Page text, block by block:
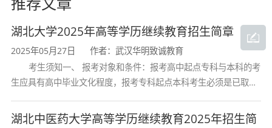
2025年4月7日
湖北大学2025年高等学历继续教育招生简章
2025年05月27日
作者：武汉华明致诚教育
考生须知一、 报考对象和条件：报考高中起点专科与本科的考
生应具有高中毕业文化程度，报考专科起点本科考生必须是已取得
构颁发的大学专科毕业证书的人
湖北中医药大学高等学历继续教育2025年招生简